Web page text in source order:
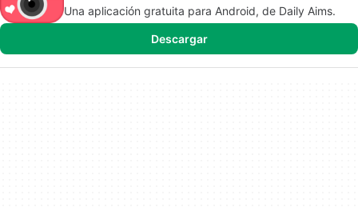
Una aplicación gratuita para Android, de Daily Aims.
Descargar